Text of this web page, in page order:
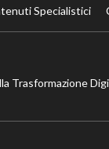
Specialistici